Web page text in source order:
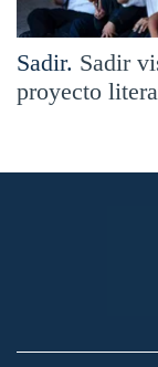
Sadir. Sadir
proyecto